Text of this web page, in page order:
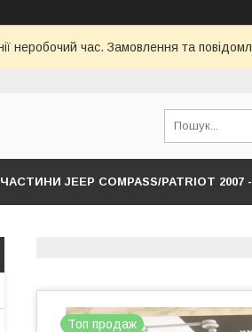
неробочий час. Замовлення та
JEEP COMPASS/PATRIOT 2007 -
Топ продаж